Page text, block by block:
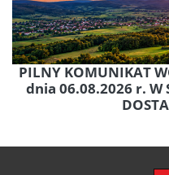
PILNY KOMUNIKAT
dnia 06.08.2026 r. W